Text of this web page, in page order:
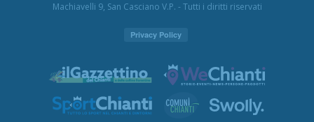
Machiavelli 9, San Casciano V.P. - Tutti i diritti riservati